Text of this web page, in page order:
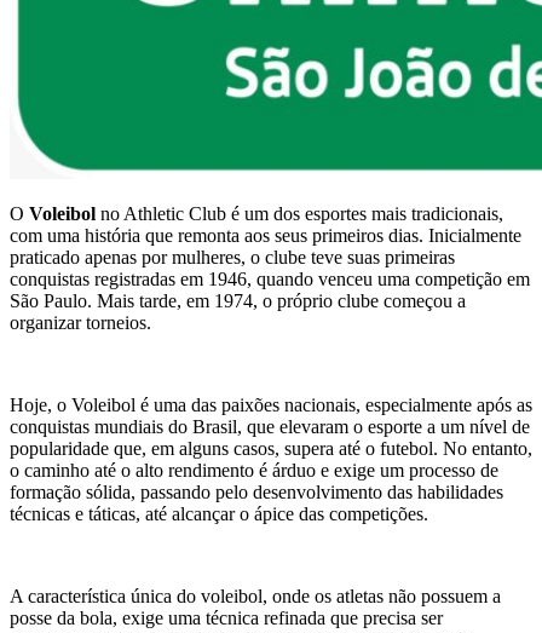
O Voleibol no Athletic Club é um dos esportes mais tradicionais,
com uma história que remonta aos seus primeiros dias. Inicialmente
praticado apenas por mulheres, o clube teve suas primeiras
conquistas registradas em 1946, quando venceu uma competição em
São Paulo. Mais tarde, em 1974, o próprio clube começou a
organizar torneios.
Hoje, o Voleibol é uma das paixões nacionais, especialmente após as
conquistas mundiais do Brasil, que elevaram o esporte a um nível de
popularidade que, em alguns casos, supera até o futebol. No entanto,
o caminho até o alto rendimento é árduo e exige um processo de
formação sólida, passando pelo desenvolvimento das habilidades
técnicas e táticas, até alcançar o ápice das competições.
A característica única do voleibol, onde os atletas não possuem a
posse da bola, exige uma técnica refinada que precisa ser